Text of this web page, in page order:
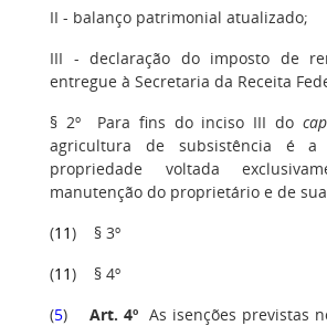
II - balanço patrimonial atualizado;
III - declaração do imposto de
entregue à Secretaria da Receita
§ 2º Para fins do inciso III do
agricultura de subsistência é a
propriedade voltada
manutenção do proprietário e de
(11) § 3º
(11) § 4º
(5) Art. 4º As isenções previstas